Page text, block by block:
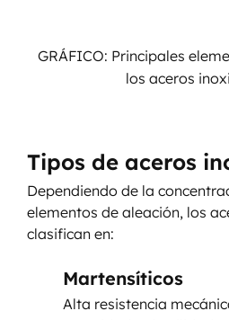
GRÁFICO: Principales
los aceros
Tipos de aceros
Dependiendo de la
elementos de aleación, los
clasifican en:
Martensíticos
Alta resistencia